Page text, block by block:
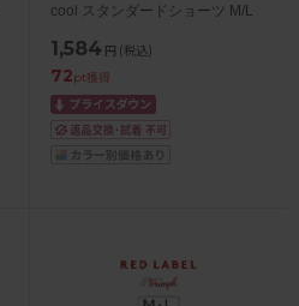
cool スタンダードショーツ M/L
1,584 円 (税込)
72pt獲得